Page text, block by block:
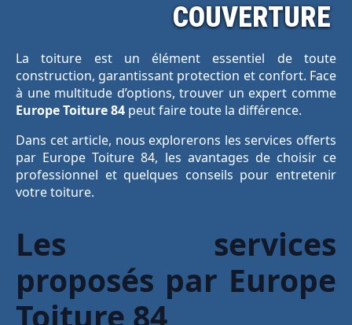
COUVERTURE
La toiture est un élément essentiel de toute
construction, garantissant protection et confort. Face
à une multitude d’options, trouver un expert comme
Europe Toiture 84 peut faire toute la différence.
Dans cet article, nous explorerons les services offerts
par Europe Toiture 84, les avantages de choisir ce
professionnel et quelques conseils pour entretenir
votre toiture.
Les services
proposés par Europe
Toiture 84